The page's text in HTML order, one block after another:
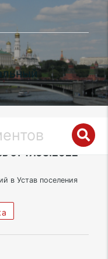
Ярцевское
от 17.03.2022
в Устав поселения